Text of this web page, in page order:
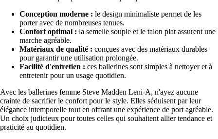
Conception moderne : le design minimaliste permet de les
porter avec de nombreuses tenues.
Confort optimal : la semelle souple et le talon plat assurent une
marche agréable.
Matériaux de qualité : conçues avec des matériaux durables
pour garantir une utilisation prolongée.
Facilité d'entretien : ces ballerines sont simples à nettoyer et à
entretenir pour un usage quotidien.
Avec les ballerines femme Steve Madden Leni-A, n'ayez aucune
crainte de sacrifier le confort pour le style. Elles séduisent par leur
élégance intemporelle tout en offrant une expérience de port agréable.
Un choix judicieux pour toutes celles qui souhaitent allier tendance et
praticité au quotidien.